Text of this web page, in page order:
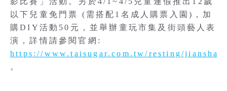
以下兒童免門票 (需搭配1名成人購票入園)，加
購DIY活動50元，並舉辦童玩市集及街頭藝人表
演，詳情請參閱官網:
https://www.taisugar.com.tw/resting/
。